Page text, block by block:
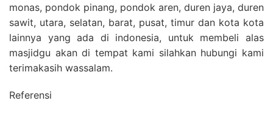
monas, pondok pinang, pondok aren, duren jaya, duren
sawit, utara, selatan, barat, pusat, timur dan kota kota
lainnya yang ada di indonesia, untuk membeli alas
masjidgu akan di tempat kami silahkan hubungi kami
terimakasih wassalam.
Referensi